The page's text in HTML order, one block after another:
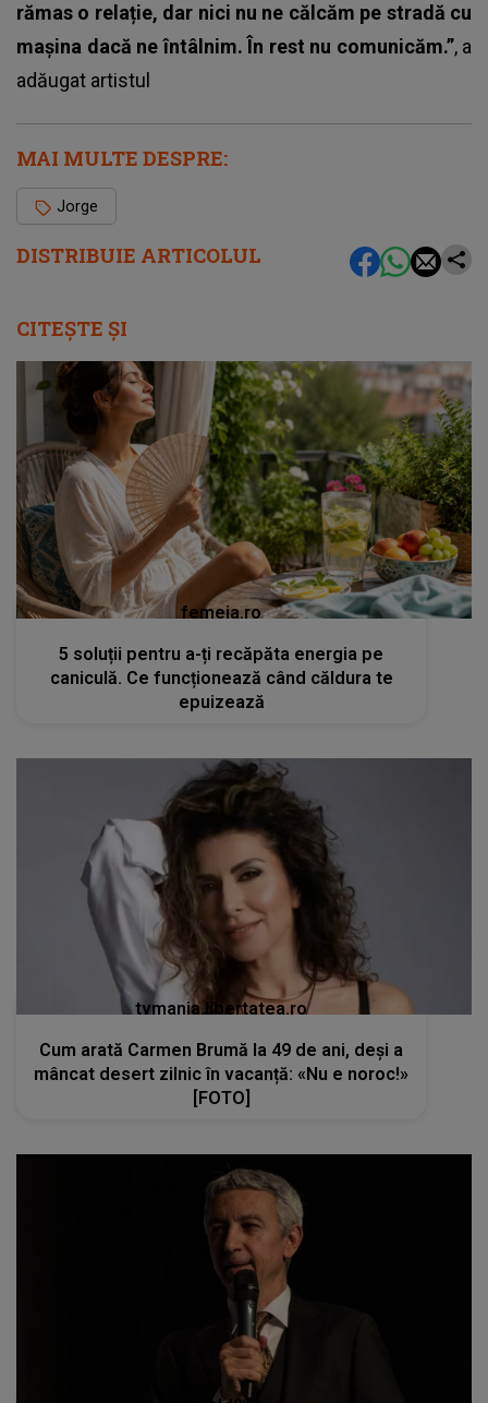
DISTRIBUIE ARTICOLUL
rămas o relație, dar nici nu ne călcăm pe stradă cu
mașina dacă ne întâlnim. În rest nu comunicăm.”, a
adăugat artistul
MAI MULTE DESPRE:
Jorge
CITEȘTE ȘI
femeia.ro
5 soluții pentru a-ți recăpăta energia pe
caniculă. Ce funcționează când căldura te
epuizează
tvmania.libertatea.ro
Cum arată Carmen Brumă la 49 de ani, deși a
mâncat desert zilnic în vacanță: «Nu e noroc!»
[FOTO]